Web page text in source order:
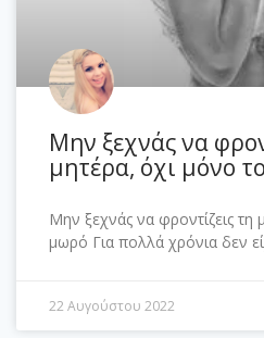
Μην ξεχνάς να
μητέρα, όχι μόνο
Μην ξεχνάς να φροντίζεις τη
μωρό Για πολλά χρόνια δεν
22 Αυγούστου 2022